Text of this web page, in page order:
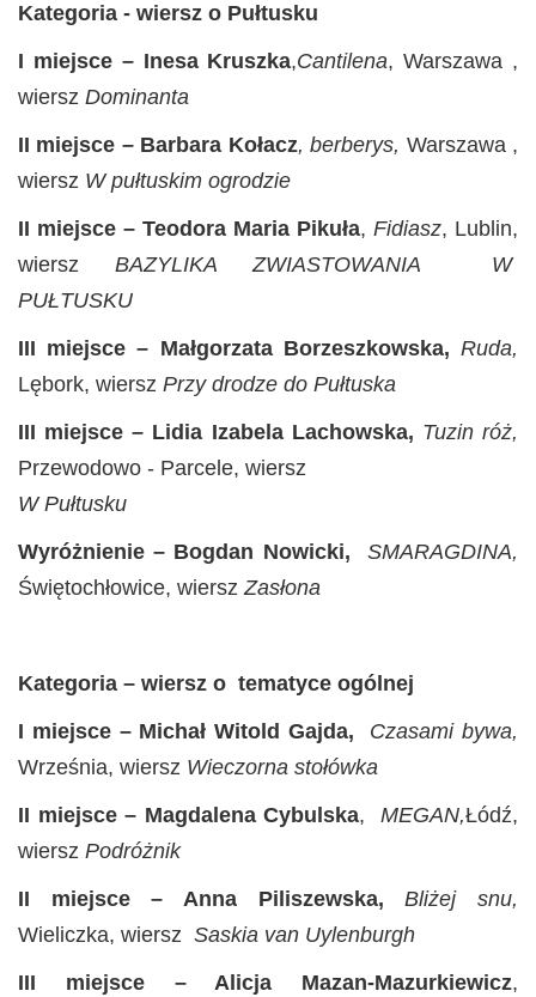
Kategoria - wiersz o Pułtusku
I miejsce –Inesa Kruszka,Cantilena, Warszawa ,
wiersz Dominanta
II miejsce – Barbara Kołacz, berberys, Warszawa ,
wiersz W pułtuskim ogrodzie
II miejsce – Teodora Maria Pikuła, Fidiasz, Lublin,
wiersz BAZYLIKA ZWIASTOWANIA W
PUŁTUSKU
III miejsce – Małgorzata Borzeszkowska, Ruda,
Lębork, wiersz Przy drodze do Pułtuska
III miejsce – Lidia Izabela Lachowska, Tuzin róż,
Przewodowo - Parcele, wiersz
W Pułtusku
Wyróżnienie – Bogdan Nowicki,
SMARAGDINA,
Świętochłowice, wiersz Zasłona
Kategoria – wiersz o tematyce ogólnej
I miejsce – Michał Witold Gajda,
Czasami bywa,
Września, wiersz Wieczorna stołówka
II miejsce – Magdalena Cybulska, MEGAN,Łódź,
wiersz Podróżnik
II miejsce
– Anna Piliszewska, Bliżej snu,
Wieliczka, wiersz Saskia van Uylenburgh
III miejsce – Alicja Mazan-Mazurkiewicz,